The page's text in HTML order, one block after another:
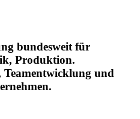
bundesweit für
Produktion.
und